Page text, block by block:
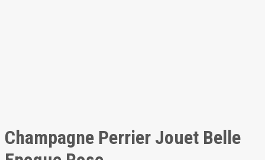
Champagne Perrier Jouet Belle